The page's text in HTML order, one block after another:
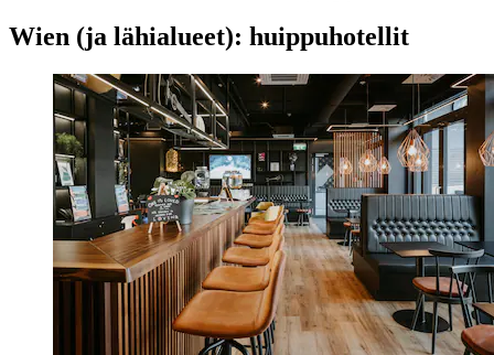
Wien (ja lähialueet): huippuhotellit